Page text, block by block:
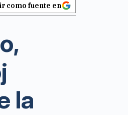
como fuente en
la